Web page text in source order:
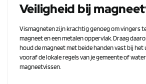
Veiligheid bij
Vismagneten zijn krachtig genoeg om vingers
magneet en een metalen oppervlak. Draag
houd de magneet met beide handen vast bij het
vooraf de lokale regels van je gemeente of
magneetvissen.